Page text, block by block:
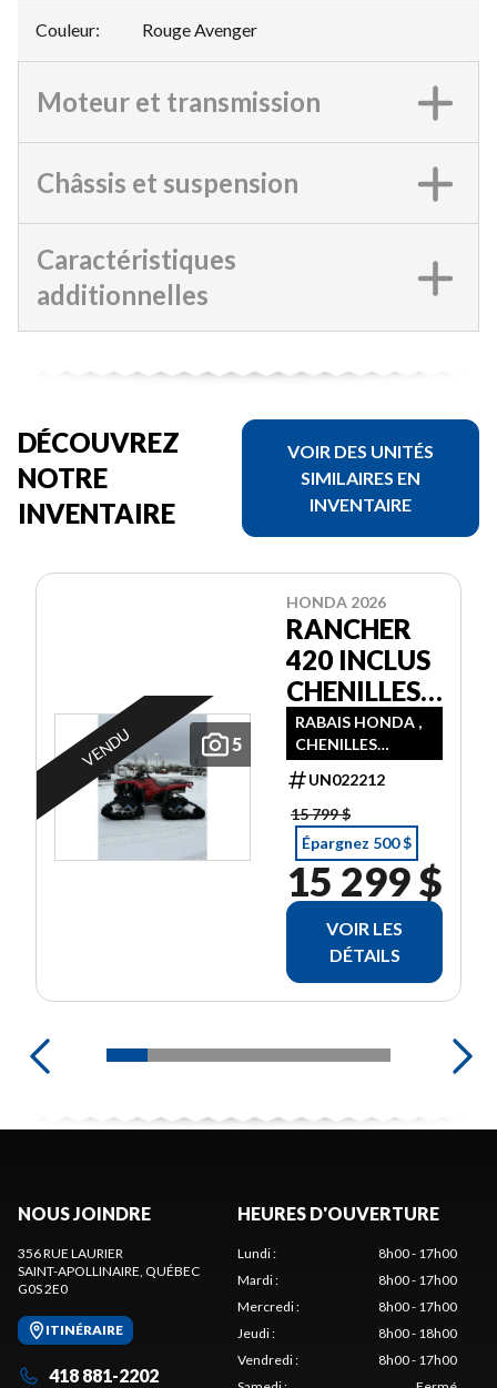
Couleur: Rouge Avenger
Moteur et transmission
Châssis et suspension
Caractéristiques
additionnelles
DÉCOUVREZ
NOTRE
INVENTAIRE
VOIR DES UNITÉS
SIMILAIRES EN
INVENTAIRE
5
VENDU
HONDA 2026
RANCHER
420 INCLUS
CHENILLES
CAMSO X4S
RABAIS HONDA ,
CHENILLES
INCLUSES
UN022212
15 799 $
Épargnez 500 $
15 299 $
VOIR LES
DÉTAILS
NOUS JOINDRE
356 RUE LAURIER
SAINT-APOLLINAIRE, QUÉBEC
G0S 2E0
ITINÉRAIRE
418 881-2202
HEURES D'OUVERTURE
Lundi:
8h00 - 17h00
Mardi:
8h00 - 17h00
Mercredi:
8h00 - 17h00
Jeudi:
8h00 - 18h00
Vendredi:
8h00 - 17h00